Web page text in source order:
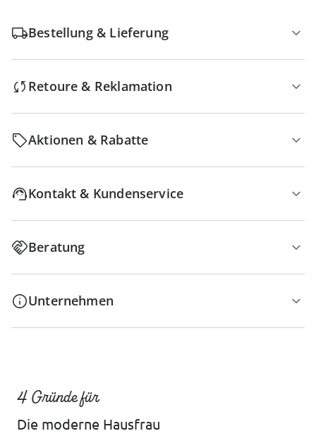
Bestellung & Lieferung
Retoure & Reklamation
Aktionen & Rabatte
Kontakt & Kundenservice
Beratung
Unternehmen
4 Gründe für
Die moderne Hausfrau